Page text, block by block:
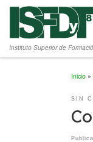
Saltar al contenido
Instituto Superior de
Inicio »
SIN